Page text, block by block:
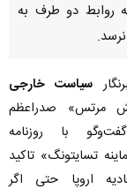
روابط دو طرف به
سیاست خارجی
مرتس» صدراعظم
با روزنامه
تسایتونگ» تاکید
اروپا حتی اگر